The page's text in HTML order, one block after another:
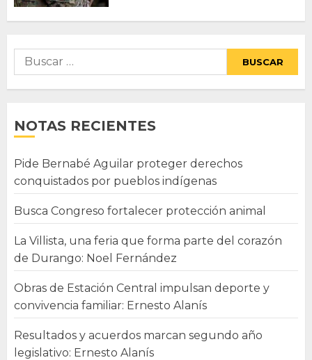
Buscar:
NOTAS RECIENTES
Pide Bernabé Aguilar proteger derechos
conquistados por pueblos indígenas
Busca Congreso fortalecer protección animal
La Villista, una feria que forma parte del corazón
de Durango: Noel Fernández
Obras de Estación Central impulsan deporte y
convivencia familiar: Ernesto Alanís
Resultados y acuerdos marcan segundo año
legislativo: Ernesto Alanís